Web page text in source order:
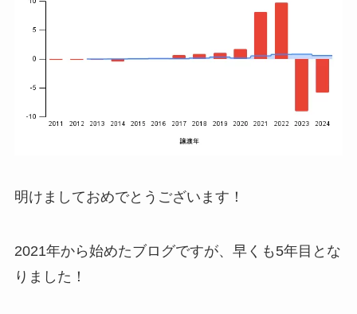
明けましておめでとうございます！
2021年から始めたブログですが、早くも5年目とな
りました！